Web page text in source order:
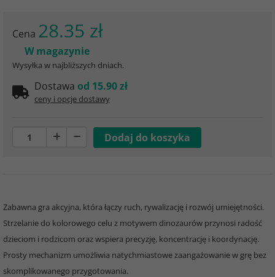
Cena 28.35 zł
W magazynie
Wysyłka w najbliższych dniach.
Dostawa od 15.90 zł
ceny i opcje dostawy
Zabawna gra akcyjna, która łączy ruch, rywalizację i rozwój umiejętności.
Strzelanie do kolorowego celu z motywem dinozaurów przynosi radość
dzieciom i rodzicom oraz wspiera precyzję, koncentrację i koordynację.
Prosty mechanizm umożliwia natychmiastowe zaangażowanie w grę bez
skomplikowanego przygotowania.